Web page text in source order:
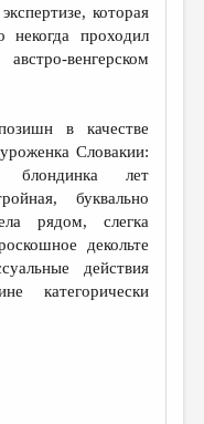
которая
проходил
венгерском
в качестве
Словакии:
блондинка лет
буквально
рядом, слегка
декольте
действия
категорически